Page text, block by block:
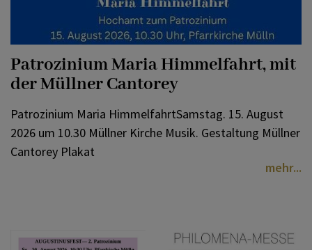
Patrozinium Maria Himmelfahrt, mit
der Müllner Cantorey
Patrozinium Maria HimmelfahrtSamstag. 15. August
2026 um 10.30 Müllner Kirche Musik. Gestaltung Müllner
Cantorey Plakat
mehr